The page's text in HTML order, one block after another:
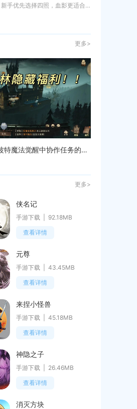
大掌门2里对比血影与四照，新手优先选择四照，血影更适合拥有一定养成积累的中后期玩家，并不适合开局直接投入资源培养。两个侠
更多>
哈利波特魔法觉醒中协作任务的步骤是怎样的
更多>
侠名记
手游下载
92.18MB
查看详情
元尊
手游下载
43.45MB
查看详情
来捏小怪兽
手游下载
45.18MB
查看详情
神隐之子
手游下载
26.46MB
查看详情
消灭方块